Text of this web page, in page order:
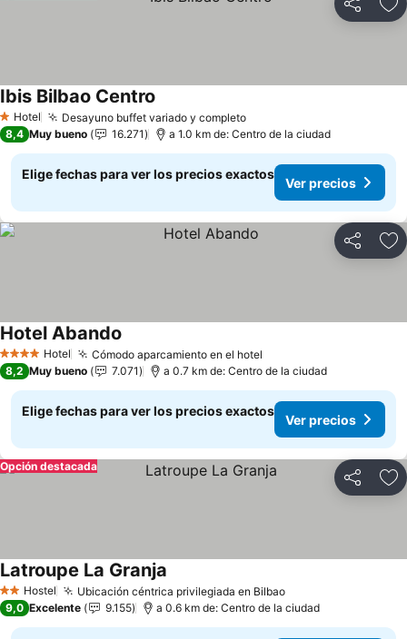
Compartir
1 Estrellas
Hotel Desayuno buffet variado y completoVer precios
Ibis Bilbao Centro
8,4 Muy bueno 16.271 a 1.0 km de: Centro de la ciudad
Elige fechas para ver los precios exactos
Ver precios
Compartir
4 EstrellasHotel Cómodo aparcamiento en el hotel
Hotel Abando
8,2 Muy bueno 7.071 a 0.7 km de: Centro de la ciudad
Elige fechas para ver los precios exactos
Ver precios
Compartir
Opción destacada
2 Estrellas
Hostel Ubicación céntrica privilegiada en BilbaoVer precios
Latroupe La Granja
9,0 Excelente 9.155 a 0.6 km de: Centro de la ciudad